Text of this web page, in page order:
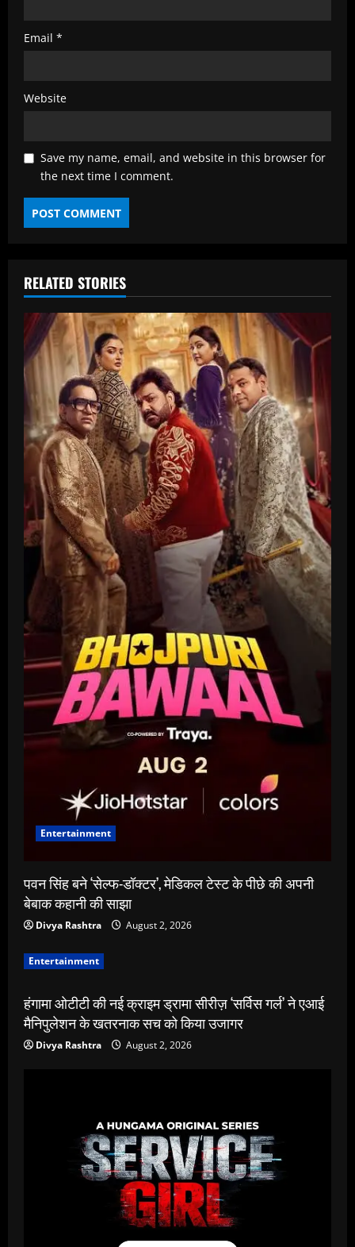
Email *
Website
Save my name, email, and website in this browser for
the next time I comment.
RELATED STORIES
Entertainment
पवन सिंह बने ‘सेल्फ-डॉक्टर’, मेडिकल टेस्ट के पीछे की अपनी
बेबाक कहानी की साझा
Divya Rashtra August 2, 2026
Entertainment
हंगामा ओटीटी की नई क्राइम ड्रामा सीरीज़ ‘सर्विस गर्ल’ ने एआई
मैनिपुलेशन के खतरनाक सच को किया उजागर
Divya Rashtra August 2, 2026